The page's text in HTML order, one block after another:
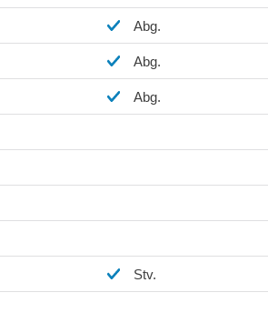
Abg.
Abg.
Abg.
Stv.